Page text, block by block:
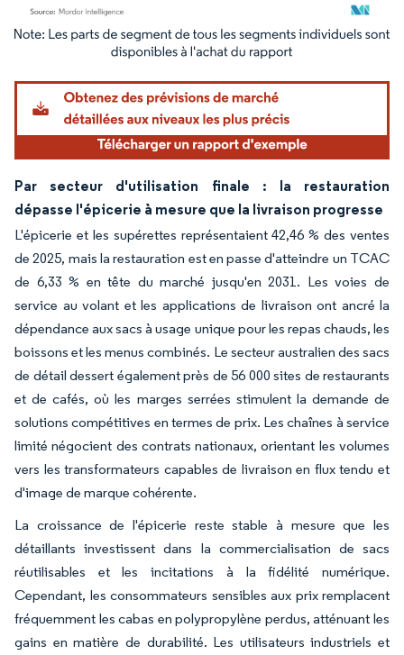
Image © Mordor Intelligence. La réutilisation nécessite une attribution sous CC BY
Par secteur d'utilisation finale : la restauration
dépasse l'épicerie à mesure que la livraison progresse
L'épicerie et les supérettes représentaient 42,46 % des ventes
de 2025, mais la restauration est en passe d'atteindre un TCAC
de 6,33 % en tête du marché jusqu'en 2031. Les voies de
service au volant et les applications de livraison ont ancré la
dépendance aux sacs à usage unique pour les repas chauds, les
boissons et les menus combinés. Le secteur australien des sacs
de détail dessert également près de 56 000 sites de restaurants
et de cafés, où les marges serrées stimulent la demande de
solutions compétitives en termes de prix. Les chaînes à service
limité négocient des contrats nationaux, orientant les volumes
vers les transformateurs capables de livraison en flux tendu et
d'image de marque cohérente.
La croissance de l'épicerie reste stable à mesure que les
détaillants investissent dans la commercialisation de sacs
réutilisables et les incitations à la fidélité numérique.
Cependant, les consommateurs sensibles aux prix remplacent
fréquemment les cabas en polypropylène perdus, atténuant les
gains en matière de durabilité. Les utilisateurs industriels et